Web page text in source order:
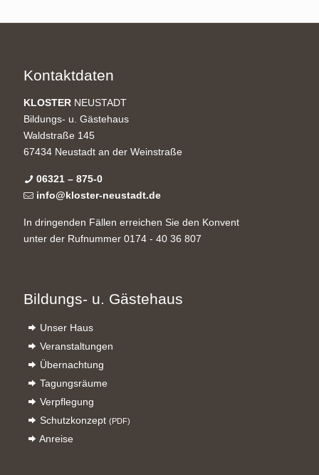
Kontaktdaten
KLOSTER NEUSTADT
Bildungs- u. Gästehaus
Waldstraße 145
67434 Neustadt an der Weinstraße
06321 – 875-0
info@kloster-neustadt.de
In dringenden Fällen erreichen Sie den Konvent
unter der Rufnummer 0174 - 40 36 807
Bildungs- u. Gästehaus
Unser Haus
Veranstaltungen
Übernachtung
Tagungsräume
Verpflegung
Schutzkonzept (PDF)
Anreise